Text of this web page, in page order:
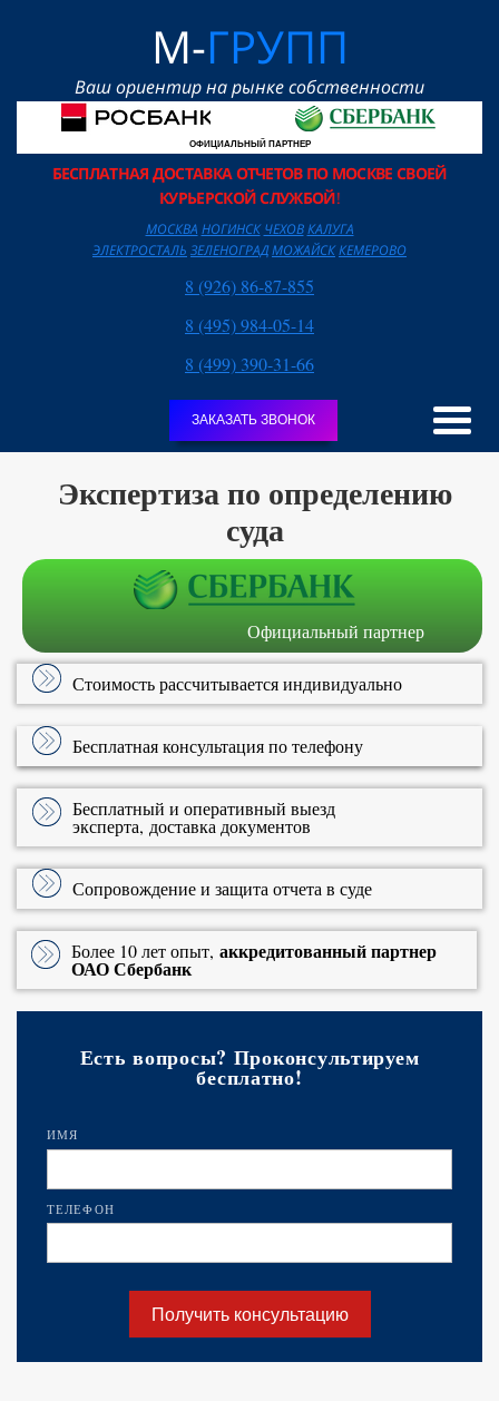
М-ГРУПП
Ваш ориентир на рынке собственности
ОФИЦИАЛЬНЫЙ ПАРТНЕР
БЕСПЛАТНАЯ ДОСТАВКА ОТЧЕТОВ ПО МОСКВЕ СВОЕЙ
КУРЬЕРСКОЙ СЛУЖБОЙ!
МОСКВА НОГИНСК ЧЕХОВ КАЛУГА
ЭЛЕКТРОСТАЛЬ ЗЕЛЕНОГРАДМОЖАЙСККЕМЕРОВО
8 (926) 86-87-855
8 (495) 984-05-14
8 (499) 390-31-66
ЗАКАЗАТЬ ЗВОНОК
Экспертиза по определению
суда
Официальный партнер
Стоимость рассчитывается индивидуально
Бесплатная консультация по телефону
Бесплатный и оперативный выезд
эксперта, доставка документов
Сопровождение и защита отчета в суде
Более 10 лет опыт, аккредитованный партнер
ОАО Сбербанк
Есть вопросы? Проконсультируем
бесплатно!
ИМЯ
ТЕЛЕФОН
Получить консультацию